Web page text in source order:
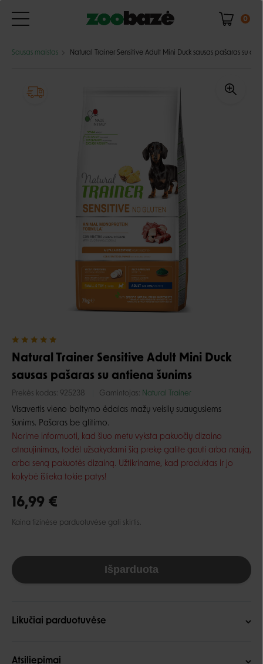
0
Sausas maistas Natural Trainer Sensitive Adult Mini Duck sausas pašaras su
Natural Trainer Sensitive Adult Mini Duck
sausas pašaras su antiena šunims
Prekės kodas: 925238 Gamintojas: Natural Trainer
Visavertis vieno baltymo ėdalas mažų veislių suaugusiems
šunims. Pašaras be glitimo.
Norime informuoti, kad šiuo metu vyksta pakuočių dizaino
atnaujinimas, todėl užsakydami šią prekę galite gauti arba naują,
arba seną pakuotės dizainą. Užtikriname, kad produktas ir jo
kokybė išlieka tokie patys!
16,99 €
Kaina fizinėse parduotuvėse gali skirtis.
Išparduota
Likučiai parduotuvėse
Atsiliepimai